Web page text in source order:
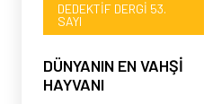
DEDEKTIF DERGI 53.
SAYI
DÜNYANIN EN VAHŞİ
HAYVANI